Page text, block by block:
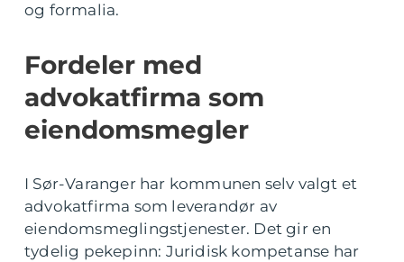
og formalia.
Fordeler med
advokatfirma som
eiendomsmegler
I Sør-Varanger har kommunen selv valgt et
advokatfirma som leverandør av
eiendomsmeglingstjenester. Det gir en
tydelig pekepinn: Juridisk kompetanse har